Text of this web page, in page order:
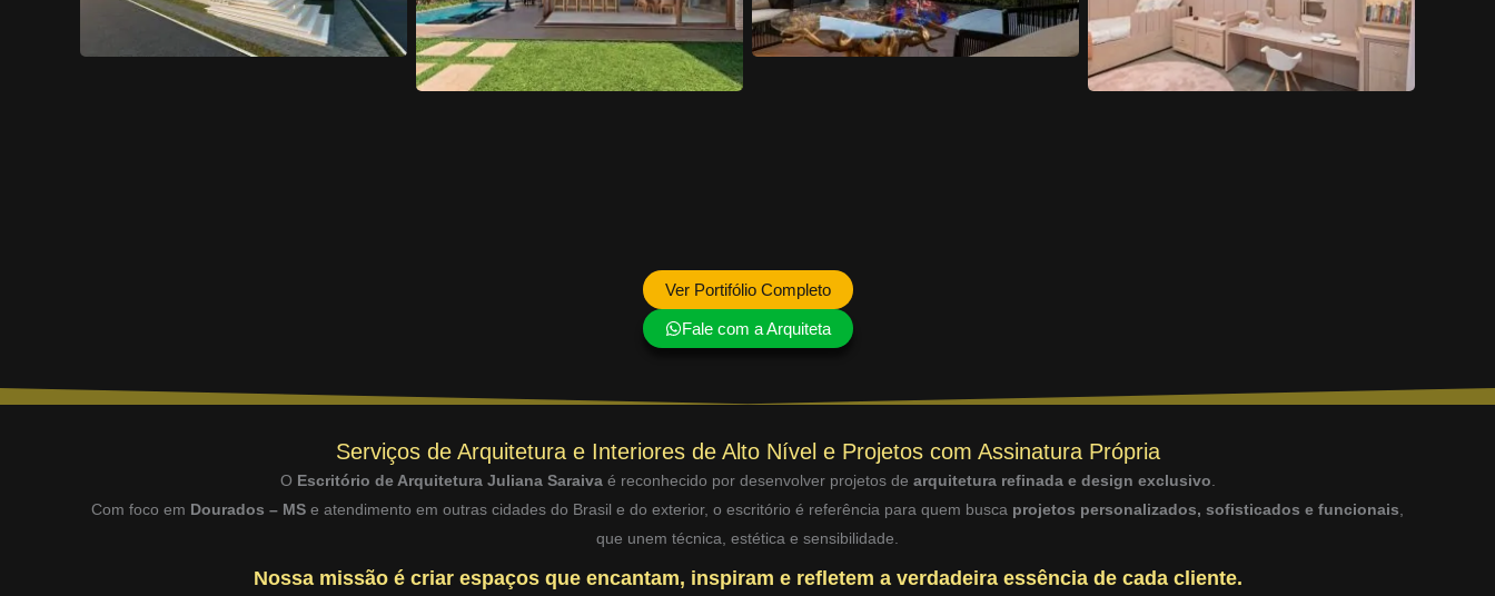
Ver Portifólio Completo
Fale com a Arquiteta
Serviços de Arquitetura e Interiores de Alto Nível e Projetos com Assinatura Própria
O Escritório de Arquitetura Juliana Saraivaé reconhecido por desenvolver projetos de arquitetura refinada e design exclusivo.
Com foco em Dourados – MS e atendimento em outras cidades do Brasil e do exterior, o escritório é referência para quem busca projetos personalizados, sofisticados e funcionais,
que unem técnica, estética e sensibilidade.
Nossa missão é criar espaços que encantam, inspiram e refletem a verdadeira essência de cada cliente.